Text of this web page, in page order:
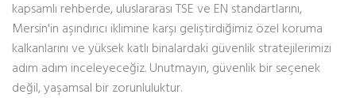
kapsamlı rehberde, uluslararası TSE ve EN standartlarını,
Mersin'in aşındırıcı iklimine karşı geliştirdiğimiz özel koruma
kalkanlarını ve yüksek katlı binalardaki güvenlik stratejilerimizi
adım adım inceleyeceğiz. Unutmayın, güvenlik bir seçenek
değil, yaşamsal bir zorunluluktur.